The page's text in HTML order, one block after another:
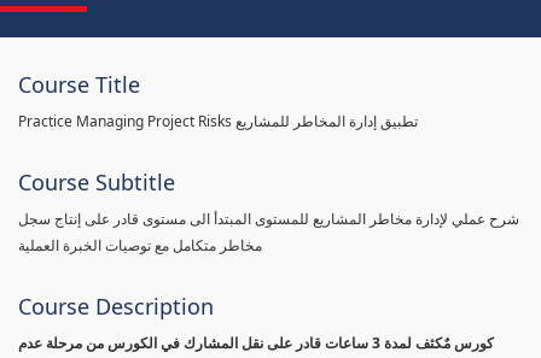
Course Title
Practice Managing Project Risks تطبيق إدارة المخاطر للمشاريع
Course Subtitle
شرح عملي لإدارة مخاطر المشاريع للمستوى المبتدأ الى مستوى قادر على إنتاج سجل
مخاطر متكامل مع توصيات الخبرة العملية
Course Description
كورس مٌكثف لمدة 3 ساعات قادر على نقل المشارك في الكورس من مرحلة عدم